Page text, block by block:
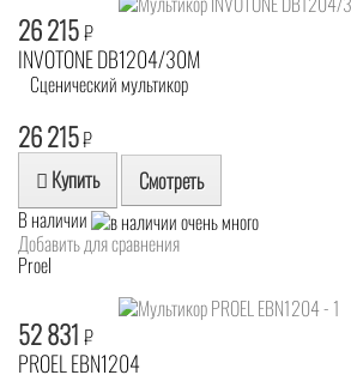
26 215₽
INVOTONE DB1204/30M
Сценический мультикор
26 215₽
Купить Смотреть
В наличии
Добавить для сравнения
Proel
52 831 ₽
PROEL EBN1204